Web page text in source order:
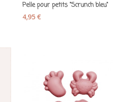
Pelle pour petits "Scrunch bleu"
4,95 €